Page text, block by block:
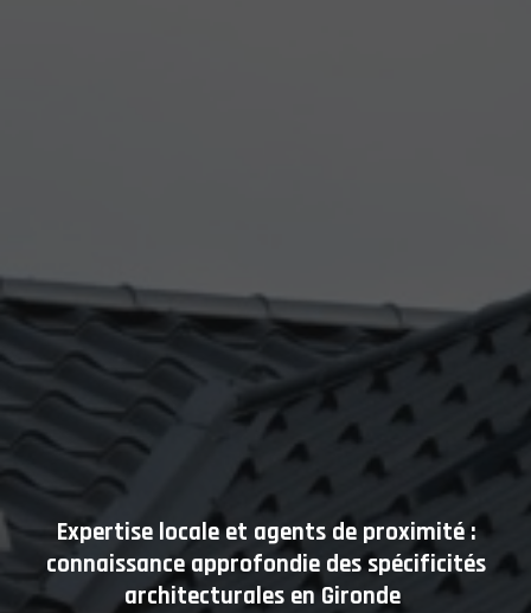
Expertise locale et agents de proximité :
connaissance approfondie des spécificités
architecturales en Gironde